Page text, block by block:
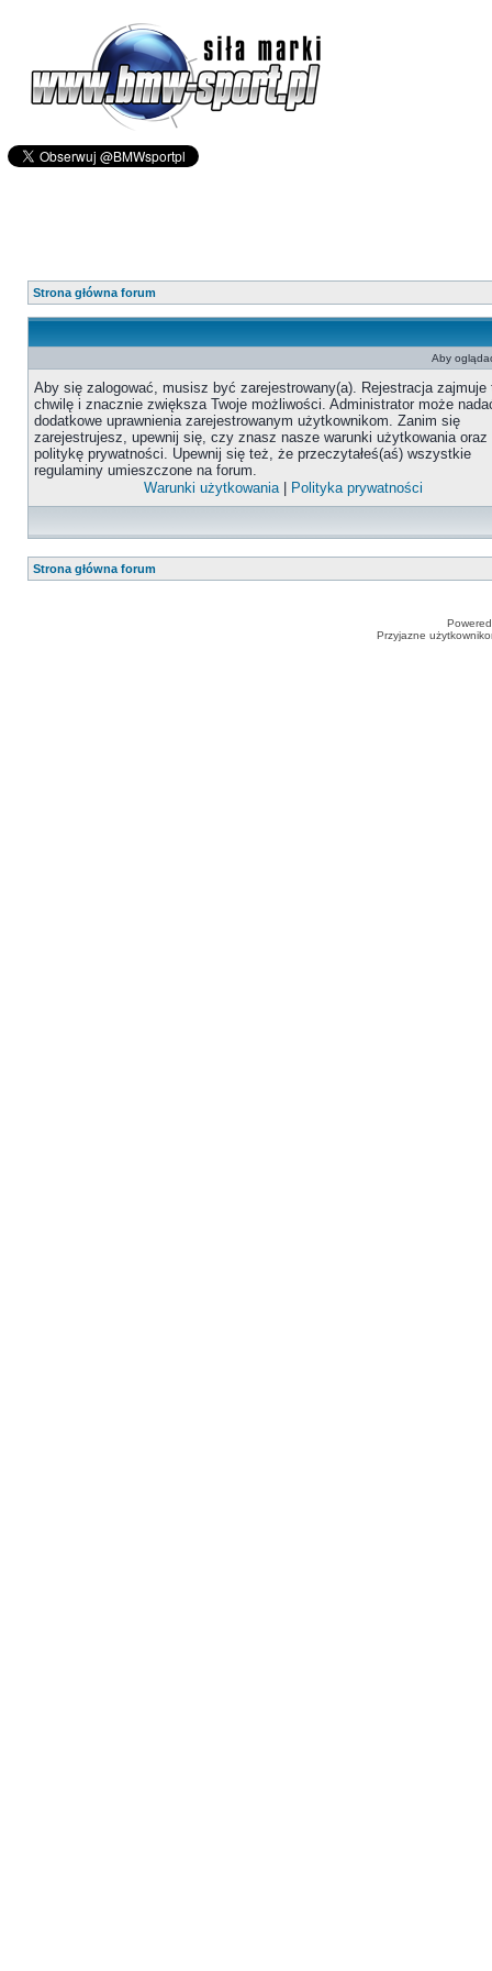
Strona główna forum
Aby
Aby się zalogować, musisz być zarejestrowany(a). Rejestracja zajmuje
chwilę i znacznie zwiększa Twoje możliwości. Administrator może
dodatkowe uprawnienia zarejestrowanym użytkownikom. Zanim się
zarejestrujesz, upewnij się, czy znasz nasze warunki użytkowania oraz
politykę prywatności. Upewnij się też, że przeczytałeś(aś) wszystkie
regulaminy umieszczone na forum.
Warunki użytkowania| Polityka prywatności
Strona główna forum
Przyjazne